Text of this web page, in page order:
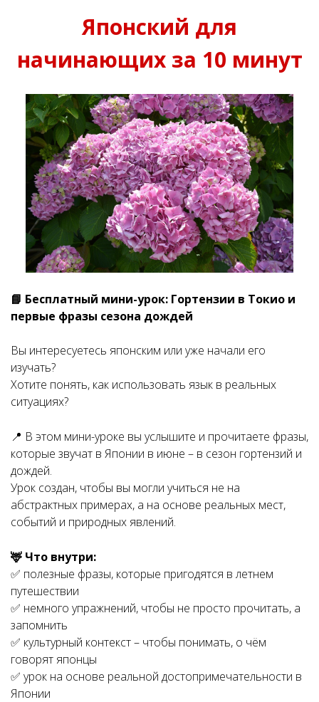
Японский для
начинающих за 10 минут
📘 Бесплатный мини-урок: Гортензии в Токио и
первые фразы сезона дождей
Вы интересуетесь японским или уже начали его
изучать?
Хотите понять, как использовать язык в реальных
ситуациях?
📍 В этом мини-уроке вы услышите и прочитаете фразы,
которые звучат в Японии в июне – в сезон гортензий и
дождей.
Урок создан, чтобы вы могли учиться не на
абстрактных примерах, а на основе реальных мест,
событий и природных явлений.
🦌 Что внутри:
✅ полезные фразы, которые пригодятся в летнем
путешествии
✅ немного упражнений, чтобы не просто прочитать, а
запомнить
✅ культурный контекст – чтобы понимать, о чём
говорят японцы
✅ урок на основе реальной достопримечательности в
Японии